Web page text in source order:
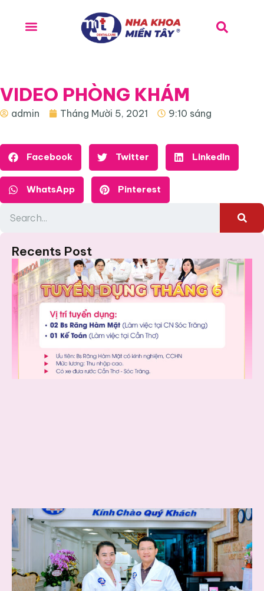
VIDEO PHÒNG KHÁM
admin Tháng Mười 5, 2021 9:10 sáng
Facebook Twitter LinkedIn
WhatsApp Pinterest
Recents Post